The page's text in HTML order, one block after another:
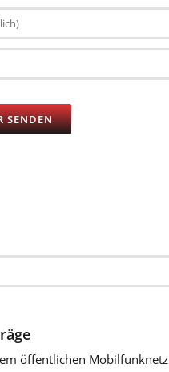
öffentlichen Mobilfunknetz